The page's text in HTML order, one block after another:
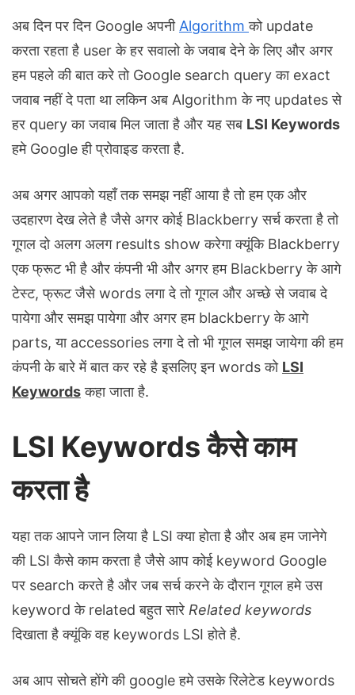
अब दिन पर दिन Google अपनीAlgorithmको update
करता रहता है user के हर सवालो के जवाब देने के लिए और अगर
हम पहले की बात करे तो Google search query का exact
जवाब नहीं दे पता था लकिन अब Algorithm के नए updates से
हर query का जवाब मिल जाता है और यह सब LSI Keywords
हमे Google ही प्रोवाइड करता है.
अब अगर आपको यहाँ तक समझ नहीं आया है तो हम एक और
उदहारण देख लेते है जैसे अगर कोई Blackberry सर्च करता है तो
गूगल दो अलग अलग results show करेगा क्यूंकि Blackberry
एक फ्रूट भी है और कंपनी भी और अगर हम Blackberry के आगे
टेस्ट, फ्रूट जैसे words लगा दे तो गूगल और अच्छे से जवाब दे
पायेगा और समझ पायेगा और अगर हम blackberry के आगे
parts, या accessories लगा दे तो भी गूगल समझ जायेगा की हम
कंपनी के बारे में बात कर रहे है इसलिए इन words को LSI
Keywordsकहा जाता है.
LSI Keywords कैसे काम
करता है
यहा तक आपने जान लिया है LSI क्या होता है और अब हम जानेगे
की LSI कैसे काम करता है जैसे आप कोई keyword Google
पर search करते है और जब सर्च करने के दौरान गूगल हमे उस
keyword के related बहुत सारे Related keywords
दिखाता है क्यूंकि वह keywords LSI होते है.
अब आप सोचते होंगे की google हमे उसके रिलेटेड keywords